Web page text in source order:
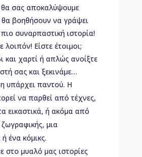
σας αποκαλύψουμε
βοηθήσουν να γράψει
συναρπαστική ιστορία!
λοιπόν! Είστε έτοιμοι;
και χαρτί ή απλώς ανοίξτε
σας και ξεκινάμε…
υπάρχει παντού. Η
να παρθεί από τέχνες,
εικαστικά, ή ακόμα από
μια
ένα κόμικς.
στο μυαλό μας ιστορίες